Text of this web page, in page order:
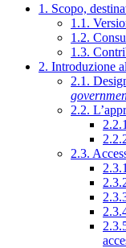
1. Scopo,
1.1.
1.2.
1.3.
2. Introduzione
2.1.
2.2.
2.3.